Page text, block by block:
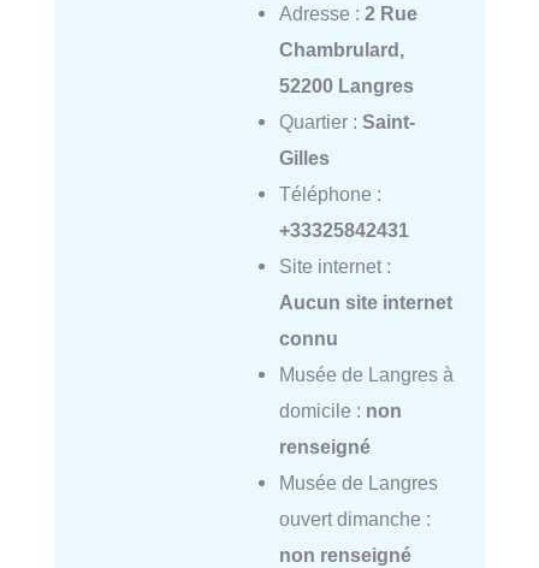
Adresse : 2 Rue
Chambrulard,
52200 Langres
Quartier : Saint-
Gilles
Téléphone :
+33325842431
Site internet :
Aucun site internet
connu
Musée de Langres à
domicile : non
renseigné
Musée de Langres
ouvert dimanche :
non renseigné